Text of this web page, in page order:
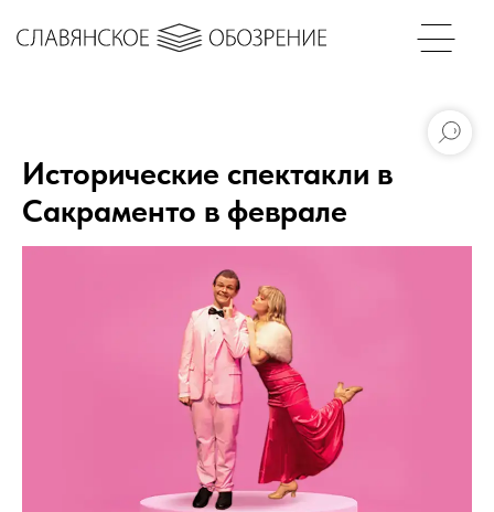
Исторические спектакли в
Сакраменто в феврале